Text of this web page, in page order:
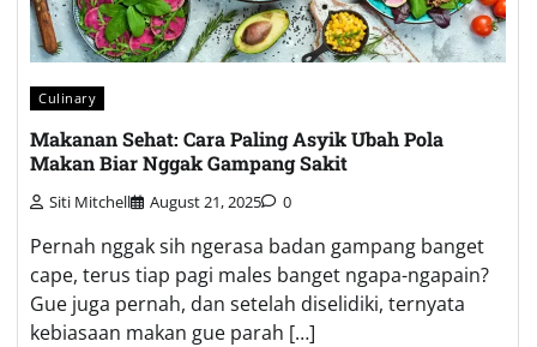
Culinary
Makanan Sehat: Cara Paling Asyik Ubah Pola
Makan Biar Nggak Gampang Sakit
Siti Mitchell August 21, 2025 0
Pernah nggak sih ngerasa badan gampang banget
cape, terus tiap pagi males banget ngapa-ngapain?
Gue juga pernah, dan setelah diselidiki, ternyata
kebiasaan makan gue parah […]